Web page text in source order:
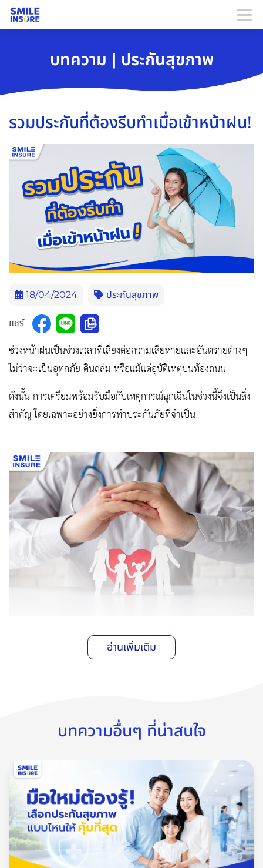
บทความ | ประกันสุขภาพ
รวมประกันที่ต้องรีบทําเมื่อเข้าหน้าฝน!
18/04/2024 ประกันสุขภาพ
แชร์
ช่วงหน้าฝนเป็นช่วงเวลาที่เสี่ยงต่อความเสียหายและอันตรายต่างๆ
ไม่ว่าจะเป็นอุทกภัย ดินถล่ม หรือแม้แต่อุบัติเหตุบนท้องถนน
ดังนั้น การเตรียมพร้อมรับมือกับเหตุการณ์ฉุกเฉินในช่วงนี้จึงเป็นสิ่ง
สำคัญ โดยเฉพาะอย่างยิ่งการทำประกันภัยที่จำเป็น
ประกันที่ควรทำในหน้าฝน
เรือน ข้าวของ และอาจส่งผลต่อสุขภาพดังนั้น การมีประกันไว้
คุ้มครอง จะช่วยให้เรารู้สึกอุ่นใจ เผื่อยามฉุกเฉินโดยประกันที่ควรมี
อ่านเพิ่มเติม
บทความอื่นๆ ที่น่าสนใจ